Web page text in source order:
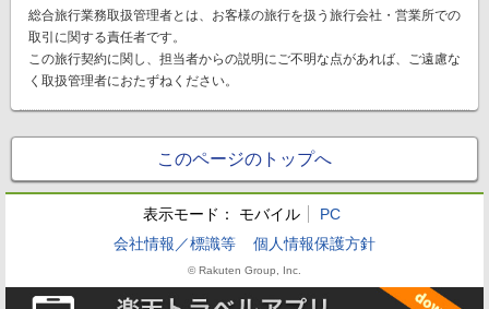
総合旅行業務取扱管理者とは、お客様の旅行を扱う旅行会社・営業所での
取引に関する責任者です。
この旅行契約に関し、担当者からの説明にご不明な点があれば、ご遠慮な
く取扱管理者におたずねください。
このページのトップへ
表示モード： モバイル
PC
会社情報／標識等
個人情報保護方針
© Rakuten Group, Inc.